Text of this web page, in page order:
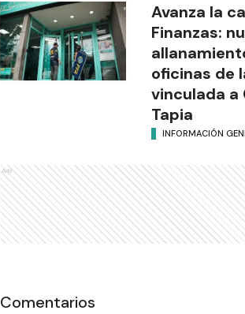
Avanza la
Finanzas:
oficinas de
vinculada a
Tapia
INFORMACIÓN
Ads
Comentarios